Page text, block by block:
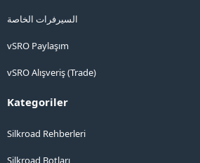
السيرفرات الخاصة
vSRO Paylaşım
vSRO Alışveriş (Trade)
Kategoriler
Silkroad Rehberleri
Silkroad Botları